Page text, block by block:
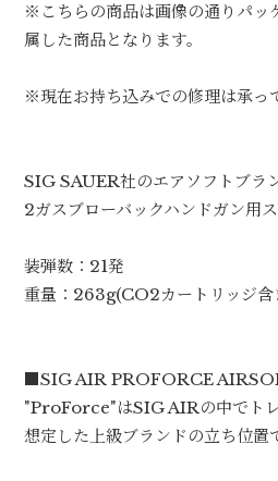
※こちらの商品は画像の通りパッ
属した商品となります。
※現在お持ち込みでの修理は承っ
SIG SAUER社のエアソフトブ
2ガスブローバックハンドガン用ス
装弾数：21発
重量：263g(CO2カートリッジ含
■SIG AIR PROFORCE
"ProForce"はSIG AIRの中でト
想定した上級ブランドの立ち位置